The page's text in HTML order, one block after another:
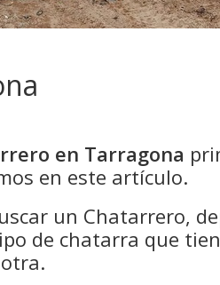
en Tarragona
en este artículo.
un Chatarrero,
de chatarra que